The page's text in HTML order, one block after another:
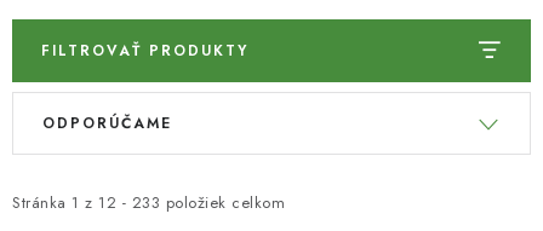
FILTROVAŤ PRODUKTY
V
i
Stránka 1 z 12 - 233 položiek celkom
R
e
ODPORÚČAME